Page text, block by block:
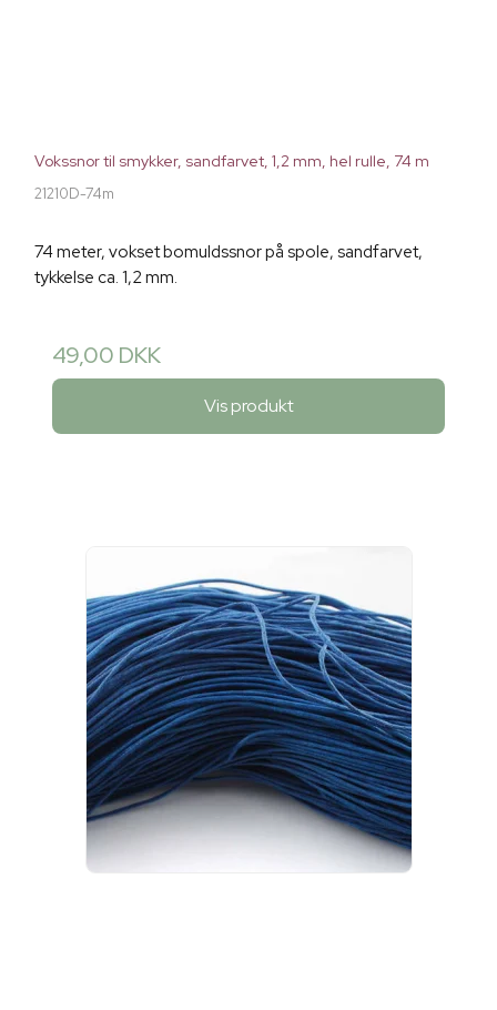
Vokssnor til smykker, sandfarvet, 1,2 mm, hel rulle, 74 m
21210D-74m
74 meter, vokset bomuldssnor på spole, sandfarvet,
tykkelse ca. 1,2 mm.
49,00 DKK
Vis produkt